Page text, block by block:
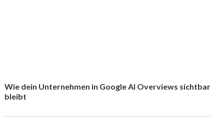
Wie dein Unternehmen in Google AI Overviews sichtbar
bleibt